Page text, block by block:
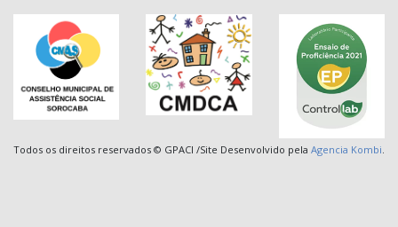
Todos os direitos reservados © GPACI /Site Desenvolvido pela Agencia Kombi.